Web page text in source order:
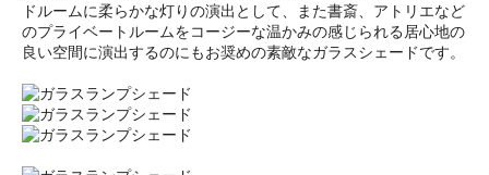
ドルームに柔らかな灯りの演出として、また書斎、アトリエなど
のプライベートルームをコージーな温かみの感じられる居心地の
良い空間に演出するのにもお奨めの素敵なガラスシェードです。